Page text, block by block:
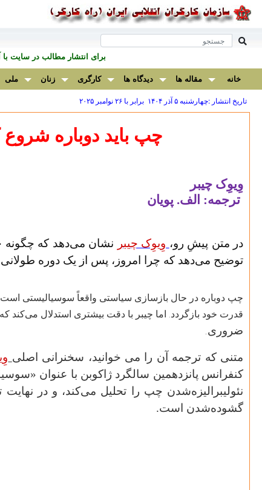
برای انتشار مطالب در سايت
خانه مقاله ها دیدگاه ها کارگری زنان ملی
تاریخ انتشار :چهارشنبه ۵ آذر ۱۴۰۴ برابر با ۲۶ نوامبر ۲۰۲۵
چپ باید دوباره
وِیوِک چیبر
ترجمه: الف. پویان
در متن پیشِ‌ رو، وِیوِک چیبر
نشان می‌دهد که چگونه
توضیح می‌دهد که چرا امروز، پس از یک دوره
چپ دوباره در حال بازسازی سیاستی واقعاً سوسیالیستی است
قدرت خود بازگردد. اما چیبر با دقت بیشتری استدلال
ضروری.
متنی که ترجمه آن را می خوانید، سخنرانی اصلی
کنفرانس پانزدهمین سالگرد ژاکوبن با عنوان
نئولیبرالیزه‌شدن چپ را تحلیل می‌کند، و در
گشوده‌شدن است.